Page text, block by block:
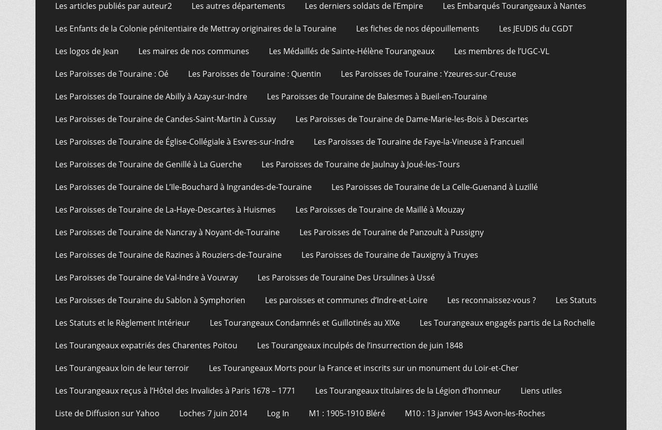
Les articles publiés par auteur2 Les autres départements Les derniers soldats de l’Empire Les Embarqués Tourangeaux à Nantes
Les Enfants de la Colonie pénitentiaire de Mettray originaires de la Touraine Les fiches de nos dépouillements Les JEUDIS du CGDT
Les logos de Jean Les maires de nos communes Les Médaillés de Sainte-Hélène Tourangeaux Les membres de l’UGC-VL
Les Paroisses de Touraine : Oé Les Paroisses de Touraine : Quentin Les Paroisses de Touraine : Yzeures-sur-Creuse
Les Paroisses de Touraine de Abilly à Azay-sur-Indre Les Paroisses de Touraine de Balesmes à Bueil-en-Touraine
Les Paroisses de Touraine de Candes-Saint-Martin à Cussay Les Paroisses de Touraine de Dame-Marie-les-Bois à Descartes
Les Paroisses de Touraine de Église-Collégiale à Esvres-sur-Indre Les Paroisses de Touraine de Faye-la-Vineuse à Francueil
Les Paroisses de Touraine de Genillé à La Guerche Les Paroisses de Touraine de Jaulnay à Joué-les-Tours
Les Paroisses de Touraine de L’Ile-Bouchard à Ingrandes-de-Touraine Les Paroisses de Touraine de La Celle-Guenand à Luzillé
Les Paroisses de Touraine de La-Haye-Descartes à Huismes Les Paroisses de Touraine de Maillé à Mouzay
Les Paroisses de Touraine de Nancray à Noyant-de-Touraine Les Paroisses de Touraine de Panzoult à Pussigny
Les Paroisses de Touraine de Razines à Rouziers-de-Touraine Les Paroisses de Touraine de Tauxigny à Truyes
Les Paroisses de Touraine de Val-Indre à Vouvray Les Paroisses de Touraine Des Ursulines à Ussé
Les Paroisses de Touraine du Sablon à Symphorien Les paroisses et communes d’Indre-et-Loire Les reconnaissez-vous ? Les Statuts
Les Statuts et le Règlement Intérieur Les Tourangeaux Condamnés et Guillotinés au XIXe Les Tourangeaux engagés partis de La Rochelle
Les Tourangeaux expatriés des Charentes Poitou Les Tourangeaux inculpés de l’insurrection de juin 1848
Les Tourangeaux loin de leur terroir Les Tourangeaux Morts pour la France et inscrits sur un monument du Loir-et-Cher
Les Tourangeaux reçus à l’Hôtel des Invalides à Paris 1678 – 1771 Les Tourangeaux titulaires de la Légion d’honneur Liens utiles
Liste de Diffusion sur Yahoo Loches 7 juin 2014 Log In M1 : 1905-1910 Bléré M10 : 13 janvier 1943 Avon-les-Roches